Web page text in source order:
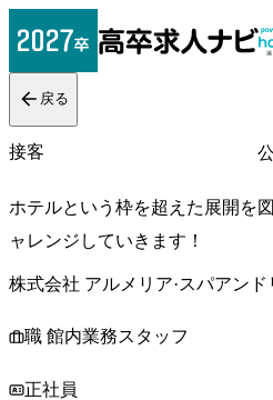
戻る
接客
ホテルという枠を超えた展開を
ャレンジしていきます！
株式会社 アルメリア·スパアンド
職 館内業務スタッフ
正社員